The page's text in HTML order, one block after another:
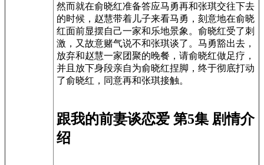
然而就在俞晓红准备答应马勇再和张琪交往下去
的时候，赵慧带着儿子来看马勇，刻意地在俞晓
红面前显摆自己一家和乐地景象。俞晓红受了刺
激，又故意赌气说不和张琪谈了。马勇豁出去，
放弃和赵慧一家团聚的晚餐，请俞晓红做足疗，
并且放下身段亲自为俞晓红捏脚，终于彻底打动
了俞晓红，同意再和张琪接触。
跟我的前妻谈恋爱 第5集 剧情介
绍